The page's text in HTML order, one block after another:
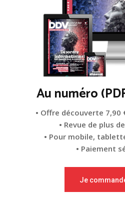
Au numéro
• Offre découverte 7,90
• Revue de plus
• Pour mobile,
• Paiement
Je